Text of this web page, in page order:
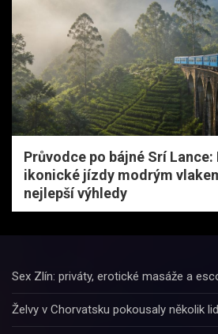
Průvodce po bájné Srí Lance:
ikonické jízdy modrým
nejlepší výhledy
Sex Zlín: priváty, erotické masáže a
Želvy v Chorvatsku pokousaly několik